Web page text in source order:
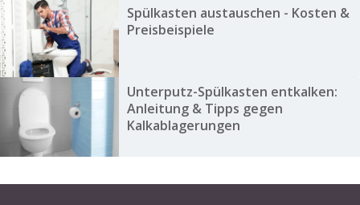
Spülkasten austauschen - Kosten &
Preisbeispiele
Unterputz-Spülkasten entkalken:
Anleitung & Tipps gegen
Kalkablagerungen